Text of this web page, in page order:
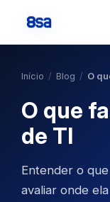
Início / Blog / O
O que
de TI
Entender o
avaliar onde